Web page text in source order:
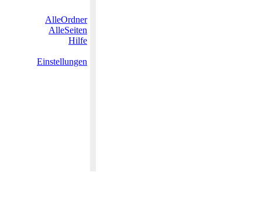
AlleOrdner
AlleSeiten
Hilfe
Einstellungen